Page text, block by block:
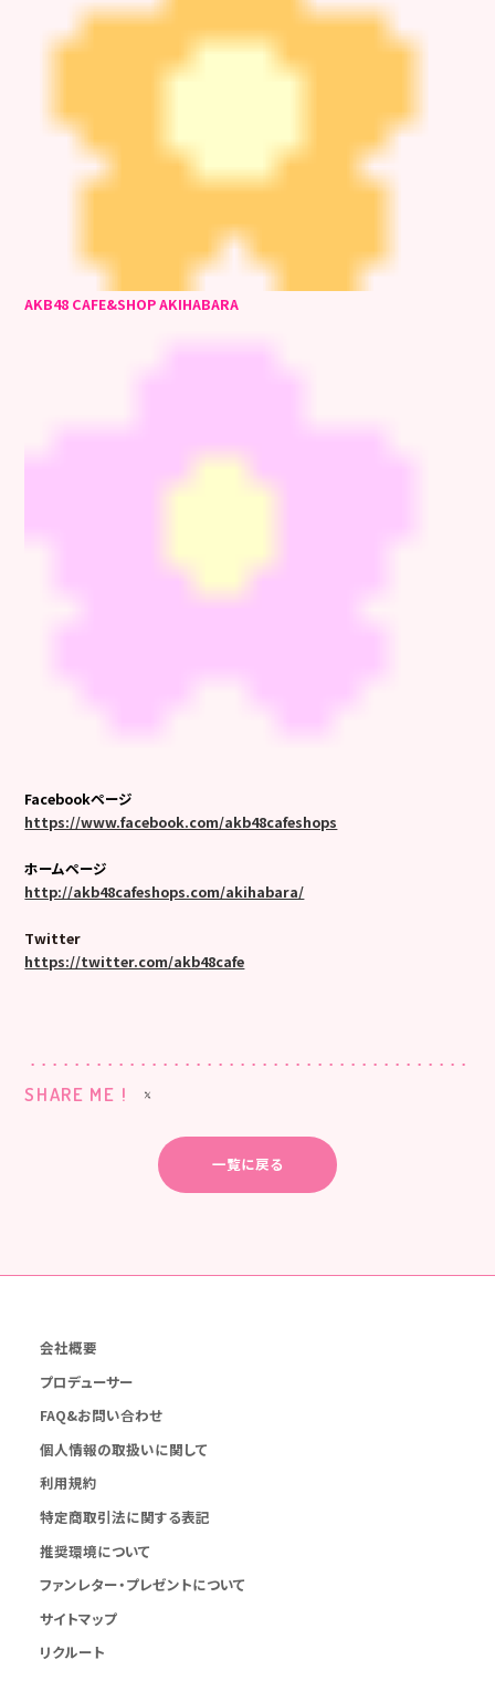
AKB48 CAFE&SHOP AKIHABARA
Facebookページ
https://www.facebook.com/akb48cafeshops
ホームページ
http://akb48cafeshops.com/akihabara/
Twitter
https://twitter.com/akb48cafe
SHARE ME !
一覧に戻る
会社概要
プロデューサー
FAQ&お問い合わせ
個人情報の取扱いに関して
利用規約
特定商取引法に関する表記
推奨環境について
ファンレター・プレゼントについて
サイトマップ
リクルート